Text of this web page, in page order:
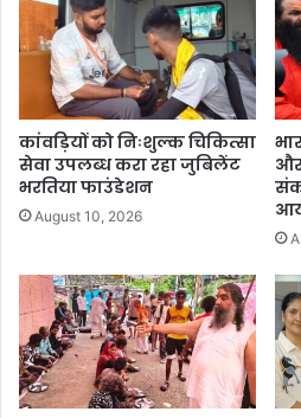
कांवड़ियों को निःशुल्क चिकित्सा
सेवा उपलब्ध करा रहा जुबिलेंट
भरतिया फाउंडेशन
August 10, 2026